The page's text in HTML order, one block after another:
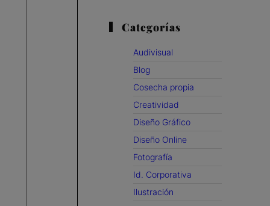
Categorías
Audivisual
Blog
Cosecha propia
Creatividad
Diseño Gráfico
Diseño Online
Fotografía
Id. Corporativa
Ilustración